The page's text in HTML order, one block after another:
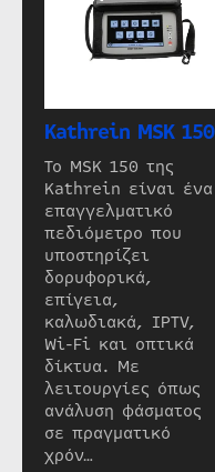
Kathrein MSK 150
Το MSK 150 της
Kathrein είναι ένα
επαγγελματικό
πεδιόμετρο που
υποστηρίζει
δορυφορικά,
επίγεια,
καλωδιακά, IPTV,
Wi-Fi και οπτικά
δίκτυα. Με
λειτουργίες όπως
ανάλυση φάσματος
σε πραγματικό
χρόν…